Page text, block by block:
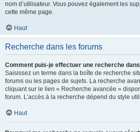
nom d’utilisateur. Vous pouvez également les
cette même page.
Haut
Recherche dans les forums
Comment puis-je effectuer une recherche
Saisissez un terme dans la boîte de recherche
forums ou les pages de sujets. La recherche
cliquant sur le lien « Recherche avancée »
forum. L’accès à la recherche dépend du style
Haut